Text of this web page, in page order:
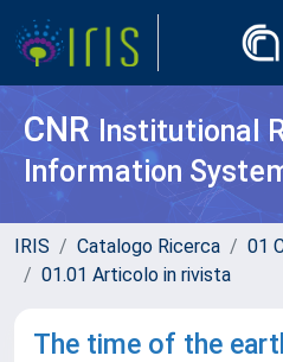
CNR Institutional
Information
IRIS Catalogo Ricerca
01
01.01 Articolo in rivista
The time of the